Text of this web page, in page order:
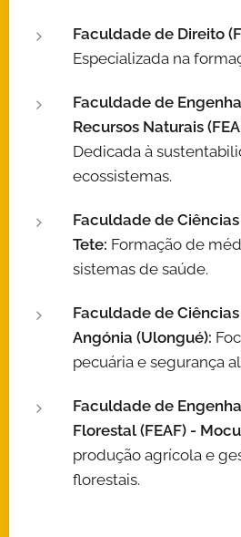
Faculdade de Direito
Especializada na
Faculdade de
Recursos Naturais
Dedicada à
ecossistemas.
Faculdade de Ciências
Tete: Formação de
sistemas de saúde.
Faculdade de Ciências
Angónia (Ulongué):
pecuária e segurança
Faculdade de
Florestal (FEAF) -
produção agrícola e
florestais.